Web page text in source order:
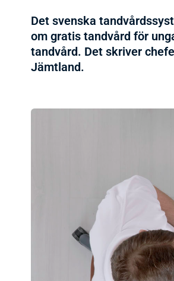
Det svenska
om gratis tandvård för
tandvård. Det skriver
Jämtland.